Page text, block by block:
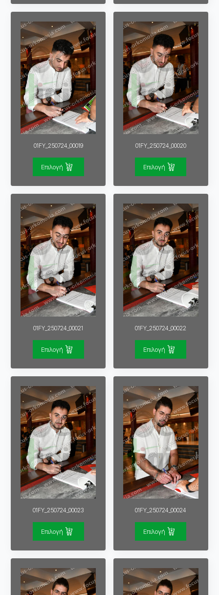
01FY_250724_00019
Επιλογή
01FY_250724_00020
Επιλογή
01FY_250724_00021
Επιλογή
01FY_250724_00022
Επιλογή
01FY_250724_00023
Επιλογή
01FY_250724_00024
Επιλογή